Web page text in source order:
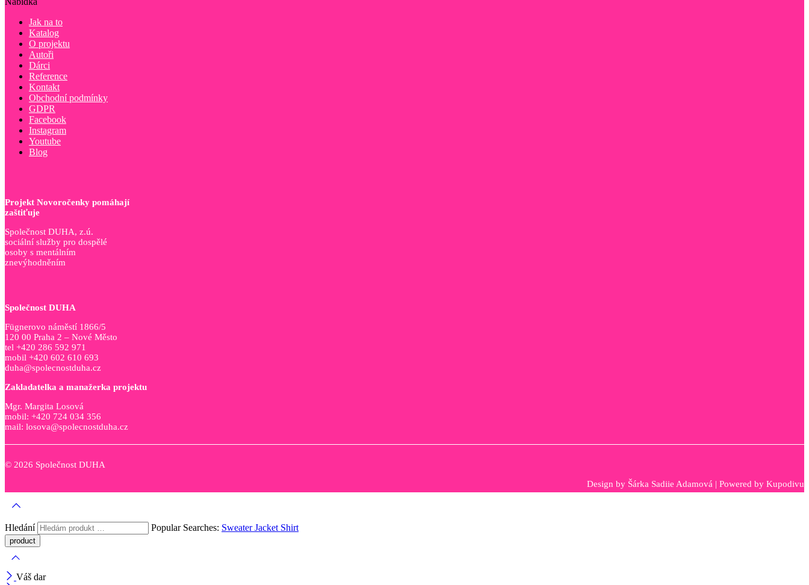
Jak na to
Katalog
O projektu
Autoři
Dárci
Reference
Kontakt
Obchodní podmínky
GDPR
Facebook
Instagram
Youtube
Blog
Projekt Novoročenky pomáhají
zaštiťuje
Společnost DUHA, z.ú.
sociální služby pro dospělé
osoby s mentálním
znevýhodněním
Společnost DUHA
Fügnerovo náměstí 1866/5
120 00 Praha 2 – Nové Město
tel +420 286 592 971
mobil +420 602 610 693
duha@spolecnostduha.cz
Zakladatelka a manažerka projektu
Mgr. Margita Losová
mobil: +420 724 034 356
mail: losova@spolecnostduha.cz
© 2026 Společnost DUHA
Design by Šárka Sadiie Adamová | Powered by Kupodivu
Hledání Popular Searches: SweaterJacket Shirt
Váš dar